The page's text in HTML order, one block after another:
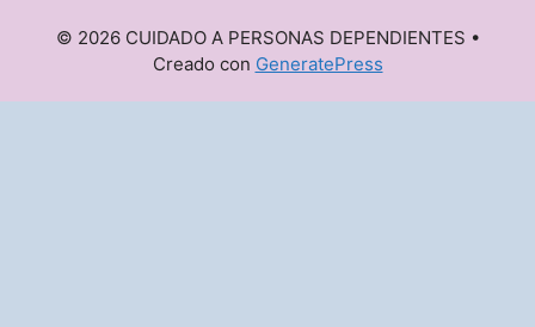
© 2026 CUIDADO A PERSONAS DEPENDIENTES •
Creado con GeneratePress